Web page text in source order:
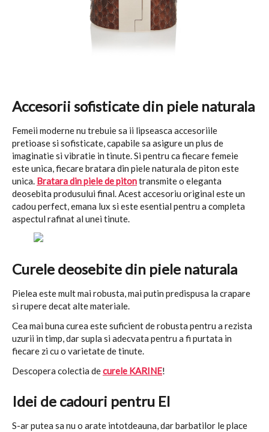
Accesorii sofisticate din piele naturala
Femeii moderne nu trebuie sa ii lipseasca accesoriile
pretioase si sofisticate, capabile sa asigure un plus de
imaginatie si vibratie in tinute. Si pentru ca fiecare femeie
este unica, fiecare bratara din piele naturala de piton este
unica. Bratara din piele de pitontransmite o eleganta
deosebita produsului final. Acest accesoriu original este un
cadou perfect, emana lux si este esential pentru a completa
aspectul rafinat al unei tinute.
Curele deosebite din piele naturala
Pielea este mult mai robusta, mai putin predispusa la crapare
si rupere decat alte materiale.
Cea mai buna curea este suficient de robusta pentru a rezista
uzurii in timp, dar supla si adecvata pentru a fi purtata in
fiecare zi cu o varietate de tinute.
Descopera colectia decurele KARINE!
Idei de cadouri pentru El
S-ar putea sa nu o arate intotdeauna, dar barbatilor le place